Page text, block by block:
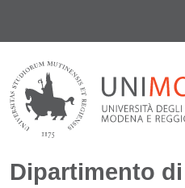
Dipartimento